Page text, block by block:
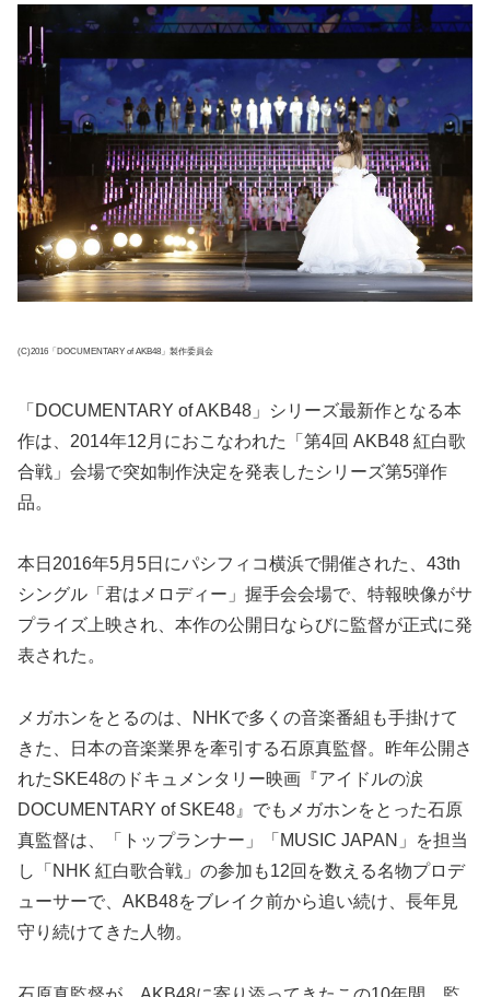
(C)2016「DOCUMENTARY of AKB48」製作委員会
「DOCUMENTARY of AKB48」シリーズ最新作となる本
作は、2014年12月におこなわれた「第4回 AKB48 紅白歌
合戦」会場で突如制作決定を発表したシリーズ第5弾作
品。
本日2016年5月5日にパシフィコ横浜で開催された、43th
シングル「君はメロディー」握手会会場で、特報映像がサ
プライズ上映され、本作の公開日ならびに監督が正式に発
表された。
メガホンをとるのは、NHKで多くの音楽番組も手掛けて
きた、日本の音楽業界を牽引する石原真監督。昨年公開さ
れたSKE48のドキュメンタリー映画『アイドルの涙
DOCUMENTARY of SKE48』でもメガホンをとった石原
真監督は、「トップランナー」「MUSIC JAPAN」を担当
し「NHK 紅白歌合戦」の参加も12回を数える名物プロデ
ューサーで、AKB48をブレイク前から追い続け、長年見
守り続けてきた人物。